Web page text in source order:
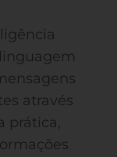
através
prática,